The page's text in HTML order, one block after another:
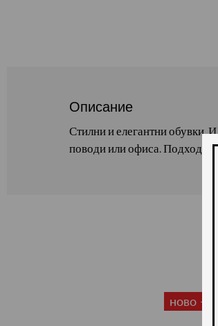
Описание
Стилни и елегантни обувки.
поводи или офиса.
ново -